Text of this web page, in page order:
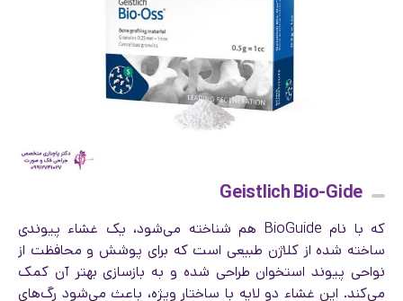
Geistlich Bio-Gide
که با نام BioGuide هم شناخته می‌شود، یک غشاء پیوندی
ساخته شده از کلاژن طبیعی است که برای پوشش و محافظت از
نواحی پیوند استخوان طراحی شده و به بازسازی بهتر آن کمک
می‌کند. این غشاء دو لایه با ساختار ویژه، باعث می‌شود رگ‌های